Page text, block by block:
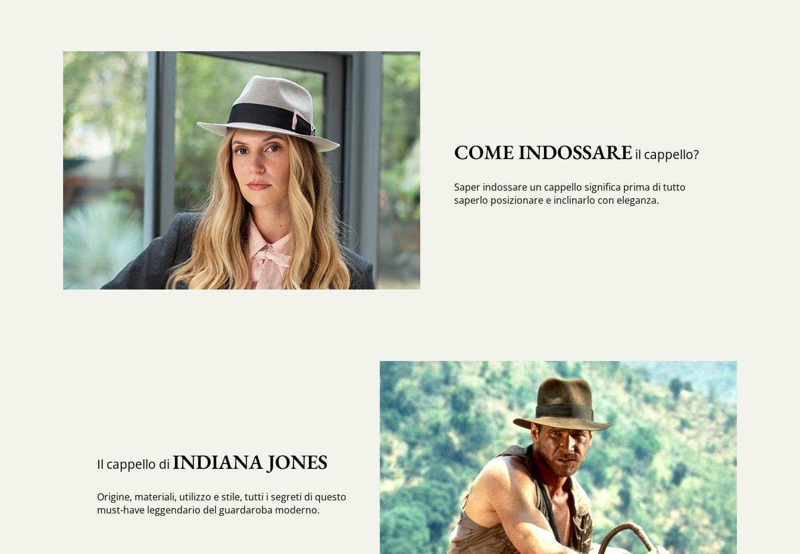
COME INDOSSAREil cappello?
Saper indossare un cappello significa prima di tutto
saperlo posizionare e inclinarlo con eleganza.
Il cappello di INDIANA JONES
Origine, materiali, utilizzo e stile, tutti i segreti di questo
must-have leggendario del guardaroba moderno.